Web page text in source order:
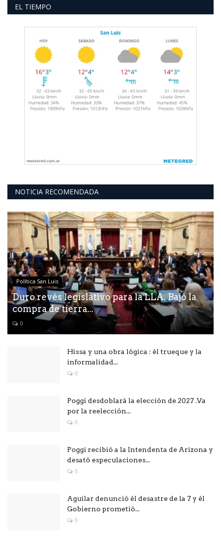
EL TIEMPO
NOTICIA RECOMENDADA
Política San Luis
Duro revés legislativo para la LLA. Bajó la
compra de tierra...
0
Hissa y una obra lógica : él trueque y la
informalidad...
0
Poggi desdoblará la elección de 2027 .Va
por la reelección...
0
Poggi recibió a la Intendenta de Arizona y
desató especulaciones...
0
Aguilar denunció él desastre de la 7 y él
Gobierno prometió...
0